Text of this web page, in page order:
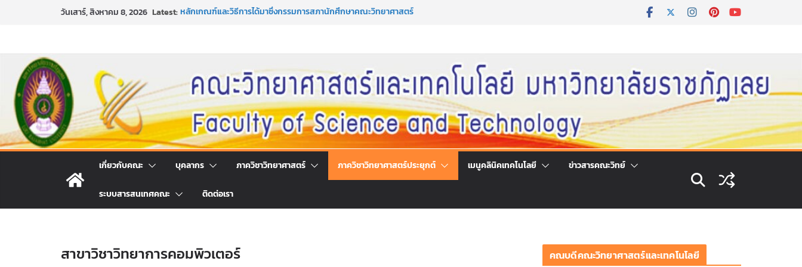
วันเสาร์, สิงหาคม 8, 2026 Latest:หลักเกณฑ์และวิธีการได้มาซึ่งกรรมการสภานักศึกษาคณะวิทยาศาสตร์
ประจำปี พ.ศ. 2569
ประกาศสัปดาห์วิทยาศาสตร์แห่งชาติ ประจำปี 2569
กิจกรรมการให้บริการคำปรึกษาและการมีส่วนร่วมในการดำเนินงานของ
คณะวิทยาศาสตร์และเทคโนโลยี
เกี่ยวกับคณะ บุคลากร ภาควิชาวิทยาศาสตร์ ภาควิชาวิทยาศาสตร์ประยุกต์ เมนูคลินิคเทคโนโลยี ข่าวสารคณะวิทย์
ระบบสารสนเทศคณะ ติดต่อเรา
สาขาวิชาวิทยาการคอมพิวเตอร์ คณบดีคณะวิทยาศาสตร์และเทคโนโลยี